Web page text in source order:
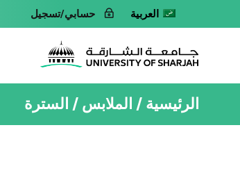
العربية حسابي/تسجيل
الرئيسية الملابس السترة